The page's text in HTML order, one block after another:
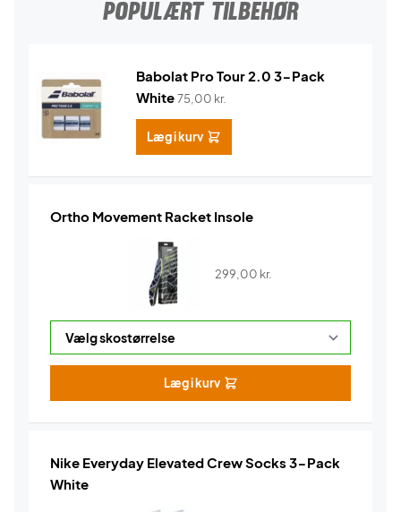
POPULÆRT TILBEHØR
Babolat Pro Tour 2.0 3-Pack
White75,00 kr.
Læg i kurv
Ortho Movement Racket Insole
299,00 kr.
Læg i kurv
Nike Everyday Elevated Crew Socks 3-Pack
White